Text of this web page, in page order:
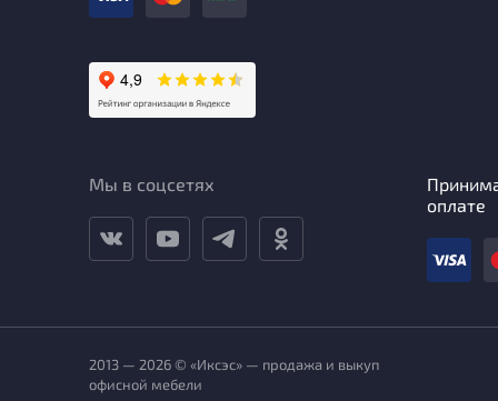
Мы в соцсетях
оплате
2013 — 2026 © «Иксэс» — продажа и выкуп
офисной мебели